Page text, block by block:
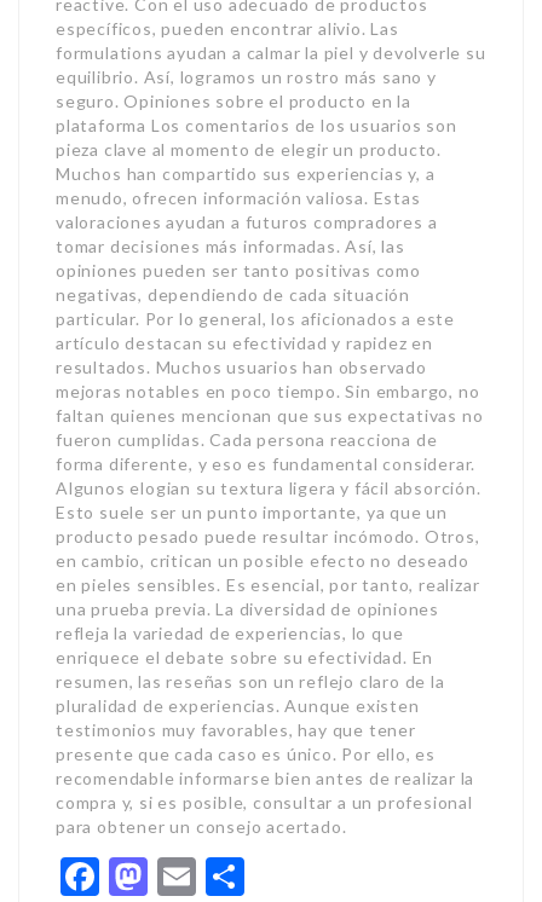
reactive. Con el uso adecuado de productos
específicos, pueden encontrar alivio. Las
formulations ayudan a calmar la piel y devolverle su
equilibrio. Así, logramos un rostro más sano y
seguro. Opiniones sobre el producto en la
plataforma Los comentarios de los usuarios son
pieza clave al momento de elegir un producto.
Muchos han compartido sus experiencias y, a
menudo, ofrecen información valiosa. Estas
valoraciones ayudan a futuros compradores a
tomar decisiones más informadas. Así, las
opiniones pueden ser tanto positivas como
negativas, dependiendo de cada situación
particular. Por lo general, los aficionados a este
artículo destacan su efectividad y rapidez en
resultados. Muchos usuarios han observado
mejoras notables en poco tiempo. Sin embargo, no
faltan quienes mencionan que sus expectativas no
fueron cumplidas. Cada persona reacciona de
forma diferente, y eso es fundamental considerar.
Algunos elogian su textura ligera y fácil absorción.
Esto suele ser un punto importante, ya que un
producto pesado puede resultar incómodo. Otros,
en cambio, critican un posible efecto no deseado
en pieles sensibles. Es esencial, por tanto, realizar
una prueba previa. La diversidad de opiniones
refleja la variedad de experiencias, lo que
enriquece el debate sobre su efectividad. En
resumen, las reseñas son un reflejo claro de la
pluralidad de experiencias. Aunque existen
testimonios muy favorables, hay que tener
presente que cada caso es único. Por ello, es
recomendable informarse bien antes de realizar la
compra y, si es posible, consultar a un profesional
para obtener un consejo acertado.
Facebook
Mastodon
Email